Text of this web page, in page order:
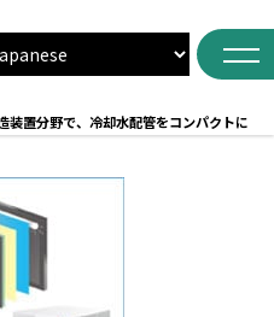
装置分野で、冷却水配管をコンパクトに